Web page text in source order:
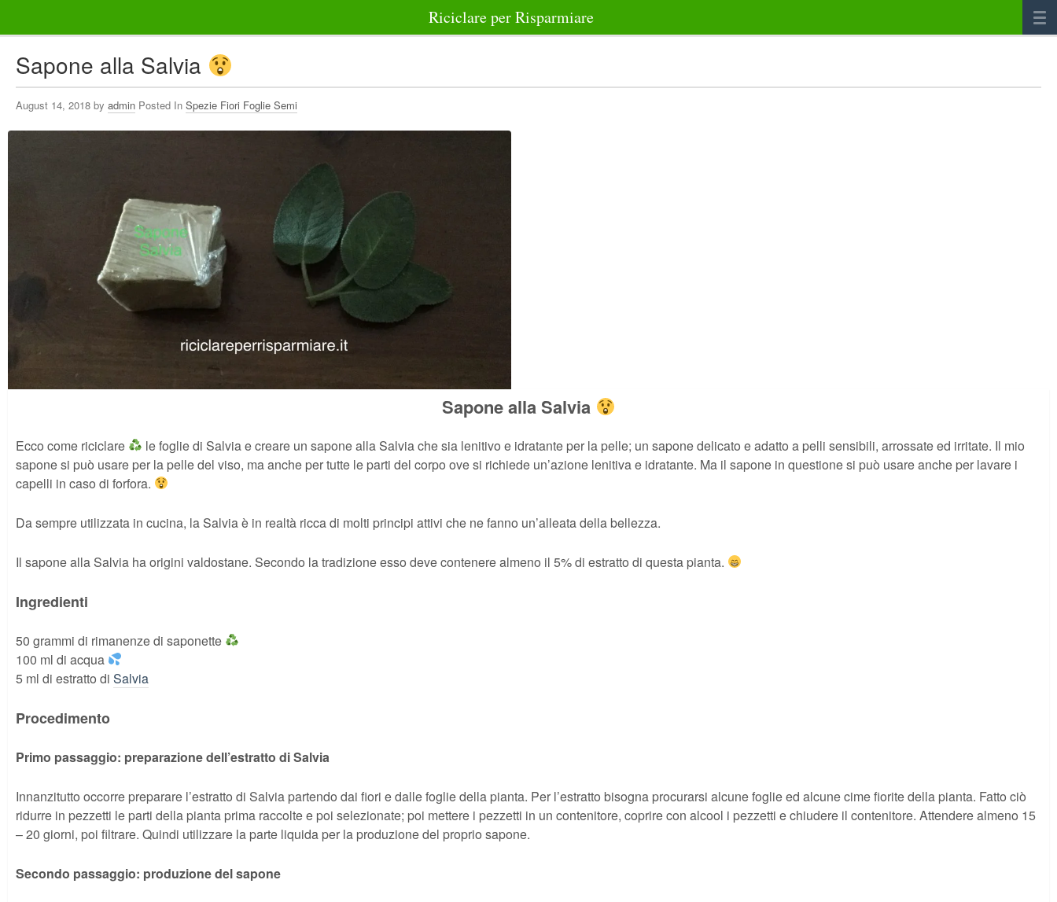
Riciclare per Risparmiare
Alimenti
Bellezza Benessere e Salute
Sapone alla Salvia
August 14, 2018 by admin Posted In Spezie Fiori Foglie Semi
Sapone alla Salvia
Ecco come riciclare
le foglie di Salvia e creare un sapone alla Salvia che sia lenitivo e idratante per la pelle; un sapone delicato e adatto a pelli sensibili, arrossate ed irritate. Il mio
sapone si può usare per la pelle del viso, ma anche per tutte le parti del corpo ove si richiede un’azione lenitiva e idratante. Ma il sapone in questione si può usare anche per lavare i
capelli in caso di forfora.
Da sempre utilizzata in cucina, la Salvia è in realtà ricca di molti principi attivi che ne fanno un’alleata della bellezza.
Il sapone alla Salvia ha origini valdostane. Secondo la tradizione esso deve contenere almeno il 5% di estratto di questa pianta.
Ingredienti
50 grammi di rimanenze di saponette
100 ml di acqua
5 ml di estratto di Salvia
Procedimento
Primo passaggio: preparazione dell’estratto di Salvia
Innanzitutto occorre preparare l’estratto di Salvia partendo dai fiori e dalle foglie della pianta. Per l’estratto bisogna procurarsi alcune foglie ed alcune cime fiorite della pianta. Fatto ciò
ridurre in pezzetti le parti della pianta prima raccolte e poi selezionate; poi mettere i pezzetti in un contenitore, coprire con alcool i pezzetti e chiudere il contenitore. Attendere almeno 15
– 20 giorni, poi filtrare. Quindi utilizzare la parte liquida per la produzione del proprio sapone.
Secondo passaggio: produzione del sapone